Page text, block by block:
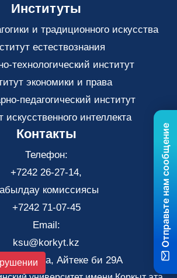
Институты
и традиционного искусства
естествознания
технологический институт
экономики и права
педагогический институт
искусственного интеллекта
Контакты
Телефон:
+7242 26-27-14,
комиссиясы
+7242 71-07-45
Email:
ksu@korkyt.kz
Айтеке би 29А
Отправьте нам сообщение